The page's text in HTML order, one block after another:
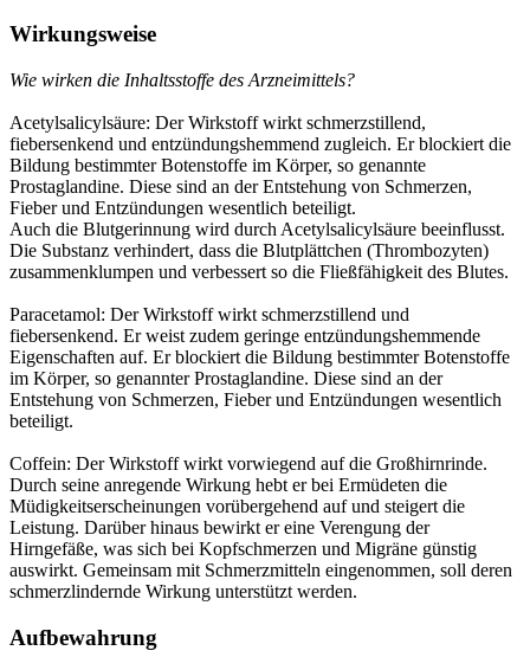
Wirkungsweise
Wie wirken die Inhaltsstoffe des Arzneimittels?
Acetylsalicylsäure: Der Wirkstoff wirkt schmerzstillend,
fiebersenkend und entzündungshemmend zugleich. Er blockiert die
Bildung bestimmter Botenstoffe im Körper, so genannte
Prostaglandine. Diese sind an der Entstehung von Schmerzen,
Fieber und Entzündungen wesentlich beteiligt.
Auch die Blutgerinnung wird durch Acetylsalicylsäure beeinflusst.
Die Substanz verhindert, dass die Blutplättchen (Thrombozyten)
zusammenklumpen und verbessert so die Fließfähigkeit des Blutes.
Paracetamol: Der Wirkstoff wirkt schmerzstillend und
fiebersenkend. Er weist zudem geringe entzündungshemmende
Eigenschaften auf. Er blockiert die Bildung bestimmter Botenstoffe
im Körper, so genannter Prostaglandine. Diese sind an der
Entstehung von Schmerzen, Fieber und Entzündungen wesentlich
beteiligt.
Coffein: Der Wirkstoff wirkt vorwiegend auf die Großhirnrinde.
Durch seine anregende Wirkung hebt er bei Ermüdeten die
Müdigkeitserscheinungen vorübergehend auf und steigert die
Leistung. Darüber hinaus bewirkt er eine Verengung der
Hirngefäße, was sich bei Kopfschmerzen und Migräne günstig
auswirkt. Gemeinsam mit Schmerzmitteln eingenommen, soll deren
schmerzlindernde Wirkung unterstützt werden.
Aufbewahrung